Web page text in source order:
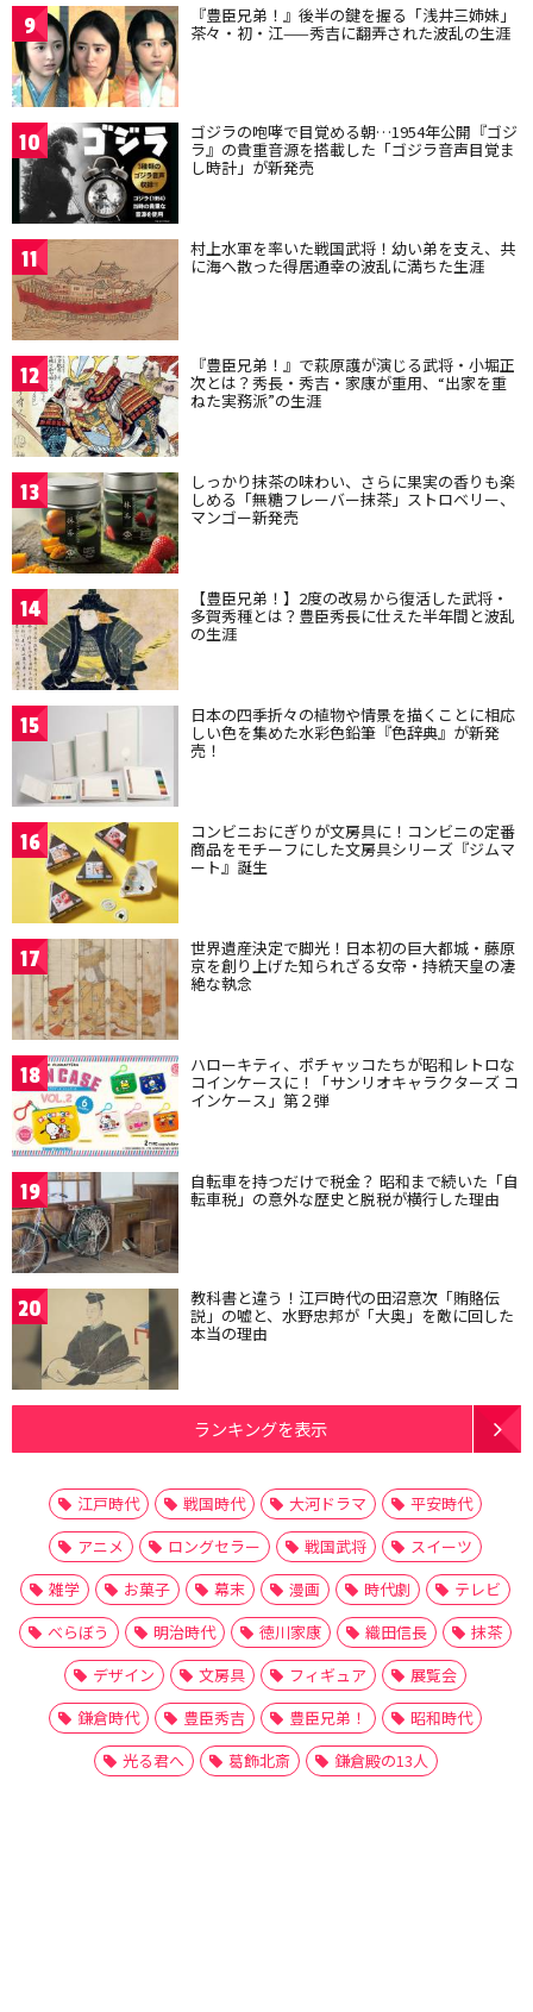
9 『豊臣兄弟！』後半の鍵を握る「浅井三姉妹」
茶々・初・江——秀吉に翻弄された波乱の生涯
10 ゴジラの咆哮で目覚める朝…1954年公開『ゴジ
ラ』の貴重音源を搭載した「ゴジラ音声目覚ま
し時計」が新発売
11 村上水軍を率いた戦国武将！幼い弟を支え、共
に海へ散った得居通幸の波乱に満ちた生涯
12 『豊臣兄弟！』で萩原護が演じる武将・小堀正
次とは？秀長・秀吉・家康が重用、“出家を重
ねた実務派”の生涯
13 しっかり抹茶の味わい、さらに果実の香りも楽
しめる「無糖フレーバー抹茶」ストロベリー、
マンゴー新発売
14 【豊臣兄弟！】2度の改易から復活した武将・
多賀秀種とは？豊臣秀長に仕えた半年間と波乱
の生涯
15 日本の四季折々の植物や情景を描くことに相応
しい色を集めた水彩色鉛筆『色辞典』が新発
売！
16 コンビニおにぎりが文房具に！コンビニの定番
商品をモチーフにした文房具シリーズ『ジムマ
ート』誕生
17 世界遺産決定で脚光！日本初の巨大都城・藤原
京を創り上げた知られざる女帝・持統天皇の凄
絶な執念
18 ハローキティ、ポチャッコたちが昭和レトロな
コインケースに！「サンリオキャラクターズ コ
インケース」第２弾
19 自転車を持つだけで税金？ 昭和まで続いた「自
転車税」の意外な歴史と脱税が横行した理由
20 教科書と違う！江戸時代の田沼意次「賄賂伝
説」の嘘と、水野忠邦が「大奥」を敵に回した
本当の理由
ランキングを表示
江戸時代 戦国時代 大河ドラマ
平安時代
アニメ
ロングセラー 戦国武将
スイーツ
雑学
お菓子 幕末 漫画 時代劇
テレビ
べらぼう
明治時代 徳川家康 織田信長
抹茶
デザイン
文房具 フィギュア
展覧会
鎌倉時代
豊臣秀吉 豊臣兄弟！
昭和時代
光る君へ
葛飾北斎 鎌倉殿の13人